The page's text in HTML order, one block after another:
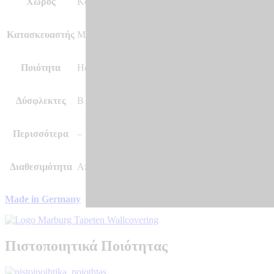
Κατασκευαστής Marburg – Made in Germany
Ποιότητα Hot Embossed, Vinyl, Vlies – Non Woven
Δύσφλεκτες B – s1 d0
Περισσότερα –
Διαθεσιμότητα Αποστολή σε 7 – 10 μέρες
Made in Germany
Πιστοποιητικά Ποιότητας